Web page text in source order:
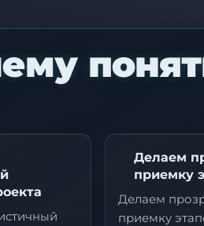
Делаем
приемку
Делаем
приемку
для